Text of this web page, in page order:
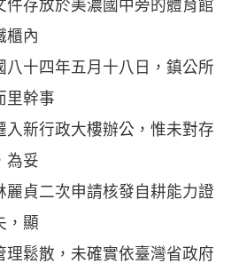
件存放於美濃國中旁的體育館
櫃內
八十四年五月十八日，鎮公所
里幹事
入新行政大樓辦公，惟未對存
為妥
麗貞二次申請核發自耕能力證
，顯
理鬆散，未確實依臺灣省政府